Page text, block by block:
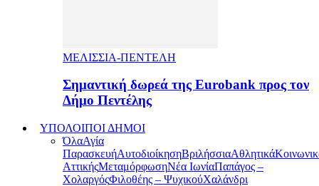
ΜΕΛΙΣΣΙΑ-ΠΕΝΤΕΛΗ
Σημαντική δωρεά της Eurobank προς τον
Δήμο Πεντέλης
ΥΠΟΛΟΙΠΟΙ ΔΗΜΟΙ
ΌλαΑγία
ΠαρασκευήΑυτοδιοίκησηΒριλήσσιαΑθλητικά
ΑττικήςΜεταμόρφωσηΝέα ΙωνίαΠαπάγος –
ΧολαργόςΦιλοθέης – ΨυχικούΧαλάνδρι